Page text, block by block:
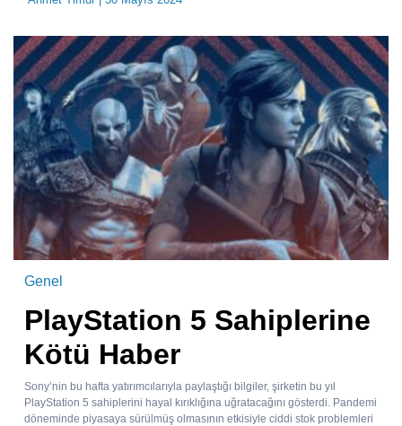
Genel
PlayStation 5 Sahiplerine
Kötü Haber
Sony’nin bu hafta yatırımcılarıyla paylaştığı bilgiler, şirketin bu yıl
PlayStation 5 sahiplerini hayal kırıklığına uğratacağını gösterdi. Pandemi
döneminde piyasaya sürülmüş olmasının etkisiyle ciddi stok problemleri